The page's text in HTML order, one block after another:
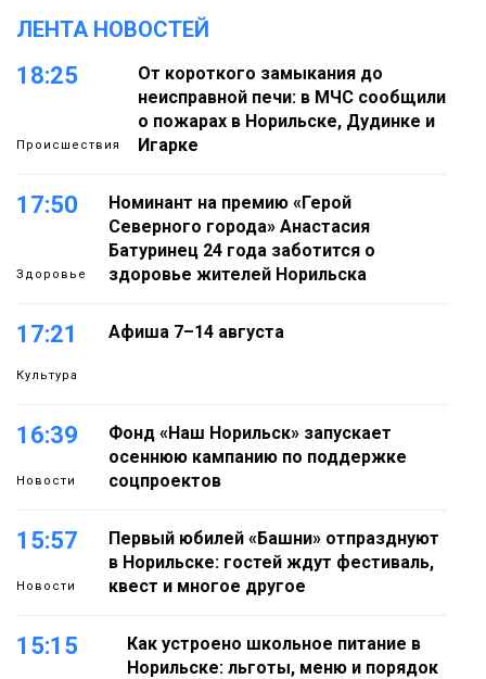
ЛЕНТА НОВОСТЕЙ
18:25
Происшествия
От короткого замыкания до
неисправной печи: в МЧС сообщили
о пожарах в Норильске, Дудинке и
Игарке
17:50
Здоровье
Номинант на премию «Герой
Северного города» Анастасия
Батуринец 24 года заботится о
здоровье жителей Норильска
17:21
Культура
Афиша 7–14 августа
16:39
Новости
Фонд «Наш Норильск» запускает
осеннюю кампанию по поддержке
соцпроектов
15:57
Новости
Первый юбилей «Башни» отпразднуют
в Норильске: гостей ждут фестиваль,
квест и многое другое
15:15
Как устроено школьное питание в
Норильске: льготы, меню и порядок